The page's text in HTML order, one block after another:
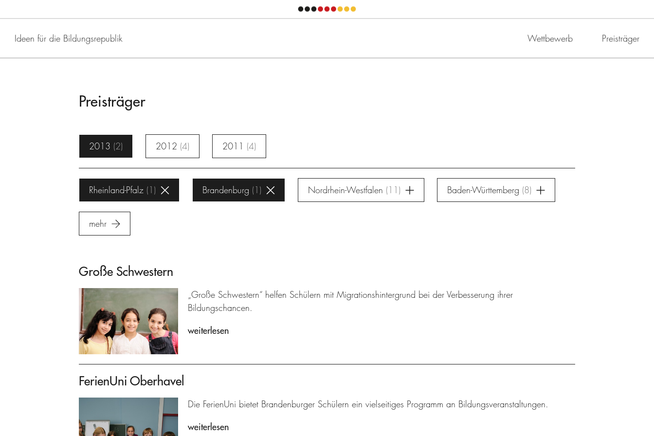
Ideen für die Bildungsrepublik Wettbewerb Preisträger
Preisträger
2013 2 2012 4 2011 4
Rheinland-Pfalz 1 Brandenburg 1 Nordrhein-Westfalen 11 Baden-Württemberg 8
mehr
Große Schwestern
„Große Schwestern“ helfen Schülern mit Migrationshintergrund bei der Verbesserung ihrer
Bildungschancen.
weiterlesen
FerienUni Oberhavel
Die FerienUni bietet Brandenburger Schülern ein vielseitiges Programm an Bildungsveranstaltungen.
weiterlesen